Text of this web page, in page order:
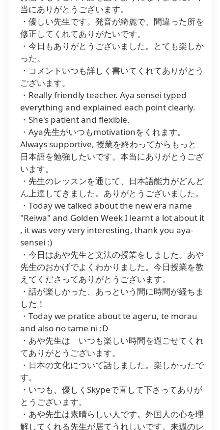
当にありがとうございます。
・優しい先生です。発音が綺麗で、間違った所を
修正してくれてありがたいです。
・今日もありがとうございました。とても楽しか
った。
・コメントいつも詳しく書いてくれてありがとう
ございます。
・Really friendly teacher. Aya sensei typed
everything and explained each point clearly.
・She's patient and flexible.
・Aya先生がいつもmotivationをくれます。
Always supportive, 授業を終わってからもっと
日本語を勉強したいです。本当にありがとうござ
います。
・先生のレッスンを通じて、日本語能力がどんど
ん上達してきました。ありがとうございました。
・Today we talked about the new era name
"Reiwa" and Golden Week I learnt a lot about it
, it was very very interesting, thank you aya-
sensei :)
・今日はあや先生と文法の授業をしました。あや
先生のおかげでよくわかりました。今日授業を教
えてくださってありがとうございます。
・話が楽しかった、あっという間に時間が経ちま
した！
・Today we pratice about te ageru, te morau
and also no tame ni :D
・あや先生は いつも楽しい時間を過ごせてくれ
てありがとうございます。
・日本の文化について話しました。楽しかったで
す。
・いつも、優しくSkypeで直して下さってありが
とうございます。
・あや先生は素晴らしい人です。外国人の心を理
解してくれる先生が居てうれしいです。来週のレ